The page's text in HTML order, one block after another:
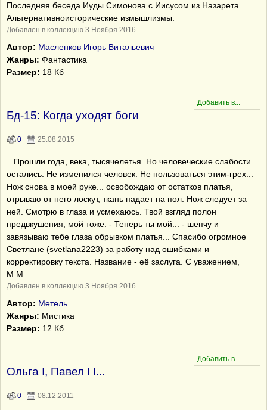
Последняя беседа Иуды Симонова с Иисусом из Назарета.
Альтернативноисторические измышлизмы.
Добавлен в коллекцию 3 Ноября 2016
Автор: Масленков Игорь Витальевич
Жанры: Фантастика
Размер: 18 Кб
Бд-15: Когда уходят боги
0 25.08.2015
Прошли года, века, тысячелетья. Но человеческие слабости
остались. Не изменился человек. Не пользоваться этим-грех...
Нож снова в моей руке... освобождаю от остатков платья,
отрываю от него лоскут, ткань падает на пол. Нож следует за
ней. Смотрю в глаза и усмехаюсь. Твой взгляд полон
предвкушения, мой тоже. - Теперь ты мой... - шепчу и
завязываю тебе глаза обрывком платья... Спасибо огромное
Светлане (svetlana2223) за работу над ошибками и
корректировку текста. Название - её заслуга. С уважением,
М.М.
Добавлен в коллекцию 3 Ноября 2016
Автор: Метель
Жанры: Мистика
Размер: 12 Кб
Ольга I, Павел I I...
0 08.12.2011